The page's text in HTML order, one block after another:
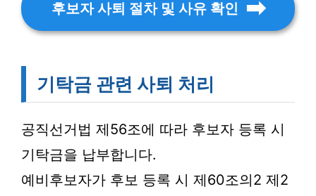
후보자 사퇴 절차 및 사유 확인
기탁금 관련 사퇴 처리
공직선거법 제56조에 따라 후보자 등록 시
기탁금을 납부합니다.
예비후보자가 후보 등록 시 제60조의2 제2